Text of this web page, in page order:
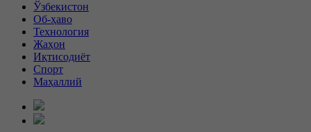
Ўзбекистон
Об-ҳаво
Технология
Жаҳон
Иқтисодиёт
Спорт
Маҳаллий